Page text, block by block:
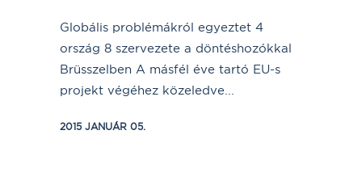
Globális problémákról egyeztet 4
ország 8 szervezete a döntéshozókkal
Brüsszelben A másfél éve tartó EU-s
projekt végéhez közeledve...
2015 JANUÁR 05.